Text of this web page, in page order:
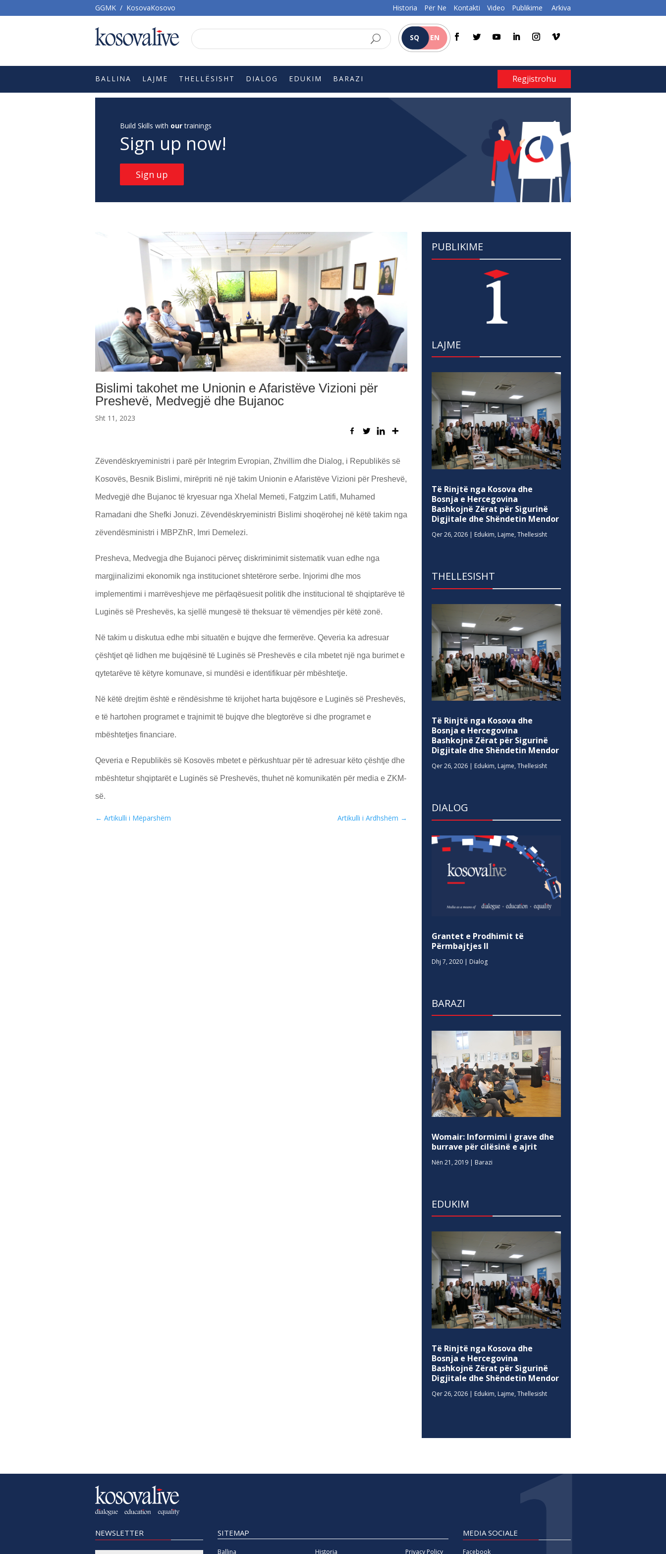
GGMK / KosovaKosovo Historia Për Ne Kontakti Video Publikime Arkiva
SQ EN
BALLINA LAJME THELLËSISHT DIALOG EDUKIM BARAZI Regjistrohu
Build Skills with ourtrainings
Sign up now!
Sign up
Bislimi takohet me Unionin e Afaristëve Vizioni për
Preshevë, Medvegjë dhe Bujanoc
Sht 11, 2023
Zëvendëskryeministri i parë për Integrim Evropian, Zhvillim dhe Dialog, i Republikës së
Kosovës, Besnik Bislimi, mirëpriti në një takim Unionin e Afaristëve Vizioni për Preshevë,
Medvegjë dhe Bujanoc të kryesuar nga Xhelal Memeti, Fatgzim Latifi, Muhamed
Ramadani dhe Shefki Jonuzi. Zëvendëskryeministri Bislimi shoqërohej në këtë takim nga
zëvendësministri i MBPZhR, Imri Demelezi.
Presheva, Medvegja dhe Bujanoci përveç diskriminimit sistematik vuan edhe nga
margjinalizimi ekonomik nga institucionet shtetërore serbe. Injorimi dhe mos
implementimi i marrëveshjeve me përfaqësuesit politik dhe institucional të shqiptarëve të
Luginës së Preshevës, ka sjellë mungesë të theksuar të vëmendjes për këtë zonë.
Në takim u diskutua edhe mbi situatën e bujqve dhe fermerëve. Qeveria ka adresuar
çështjet që lidhen me bujqësinë të Luginës së Preshevës e cila mbetet një nga burimet e
qytetarëve të këtyre komunave, si mundësi e identifikuar për mbështetje.
Në këtë drejtim është e rëndësishme të krijohet harta bujqësore e Luginës së Preshevës,
e të hartohen programet e trajnimit të bujqve dhe blegtorëve si dhe programet e
mbështetjes financiare.
Qeveria e Republikës së Kosovës mbetet e përkushtuar për të adresuar këto çështje dhe
mbështetur shqiptarët e Luginës së Preshevës, thuhet në komunikatën për media e ZKM-
së.
← Artikulli i Mëparshëm Artikulli i Ardhshëm →
PUBLIKIME
LAJME
Të Rinjtë nga Kosova dhe
Bosnja e Hercegovina
Bashkojnë Zërat për Sigurinë
Digjitale dhe Shëndetin Mendor
Qer 26, 2026 | Edukim, Lajme,Thellesisht
THELLESISHT
Të Rinjtë nga Kosova dhe
Bosnja e Hercegovina
Bashkojnë Zërat për Sigurinë
Digjitale dhe Shëndetin Mendor
Qer 26, 2026 | Edukim, Lajme,Thellesisht
DIALOG
Grantet e Prodhimit të
Përmbajtjes II
Dhj 7, 2020 | Dialog
BARAZI
Womair: Informimi i grave dhe
burrave për cilësinë e ajrit
Nën 21, 2019 | Barazi
EDUKIM
Të Rinjtë nga Kosova dhe
Bosnja e Hercegovina
Bashkojnë Zërat për Sigurinë
Digjitale dhe Shëndetin Mendor
Qer 26, 2026 | Edukim, Lajme,Thellesisht
NEWSLETTER SITEMAP
Ballina Historia Privacy Policy
MEDIA SOCIALE
Facebook